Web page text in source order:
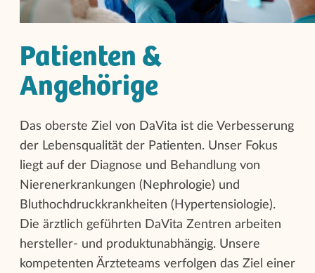
Patienten &
Angehörige
Das oberste Ziel von DaVita ist die Verbesserung
der Lebensqualität der Patienten. Unser Fokus
liegt auf der Diagnose und Behandlung von
Nierenerkrankungen (Nephrologie) und
Bluthochdruckkrankheiten (Hypertensiologie).
Die ärztlich geführten DaVita Zentren arbeiten
hersteller- und produktunabhängig. Unsere
kompetenten Ärzteteams verfolgen das Ziel einer